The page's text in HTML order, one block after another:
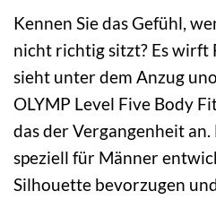
Kennen Sie das Gefühl,
nicht richtig sitzt? Es wirft
sieht unter dem Anzug
OLYMP Level Five Body
das der Vergangenheit
speziell für Männer
Silhouette bevorzugen